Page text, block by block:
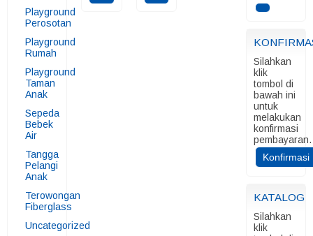
Playground
Perosotan
Playground
Rumah
Playground
Taman
Anak
Sepeda
Bebek
Air
Tangga
Pelangi
Anak
Terowongan
Fiberglass
Uncategorized
Silahkan
klik
tombol di
bawah ini
untuk
melakukan
konfirmasi
pembayaran.
Konfirmasi
KATALOG
Silahkan
klik